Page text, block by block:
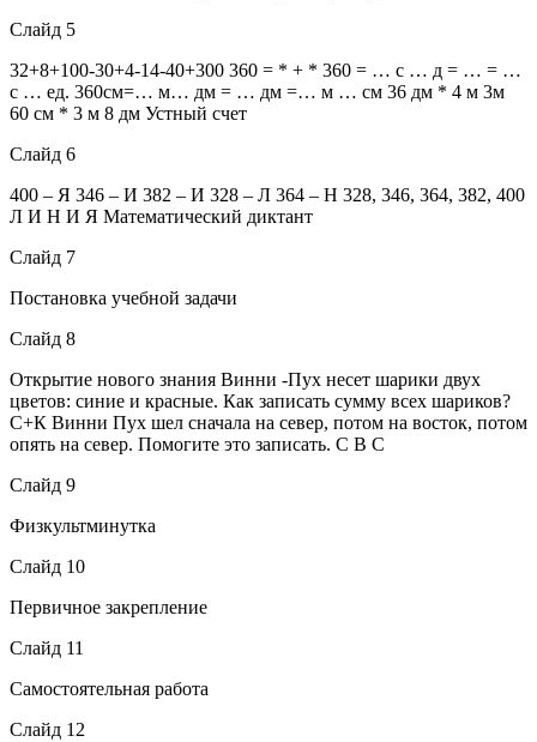
Слайд 5
32+8+100-30+4-14-40+300 360 = * + * 360 = … с … д = … = …
с … ед. 360см=… м… дм = … дм =… м … см 36 дм * 4 м 3м
60 см * 3 м 8 дм Устный счет
Слайд 6
400 – Я 346 – И 382 – И 328 – Л 364 – Н 328, 346, 364, 382, 400
Л И Н И Я Математический диктант
Слайд 7
Постановка учебной задачи
Слайд 8
Открытие нового знания Винни -Пух несет шарики двух
цветов: синие и красные. Как записать сумму всех шариков?
С+К Винни Пух шел сначала на север, потом на восток, потом
опять на север. Помогите это записать. С В С
Слайд 9
Физкультминутка
Слайд 10
Первичное закрепление
Слайд 11
Самостоятельная работа
Слайд 12